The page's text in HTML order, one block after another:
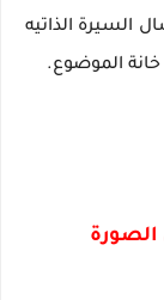
السيرة الذاتيه
خانة الموضوع.
الصورة